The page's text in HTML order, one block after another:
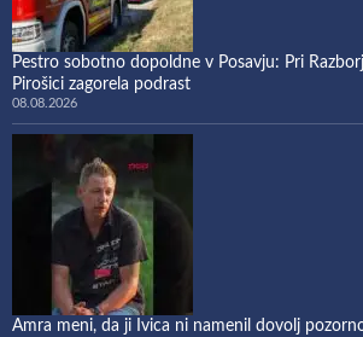
Pestro sobotno dopoldne v Posavju: Pri
Pirošici zagorela podrast
08.08.2026
Amra meni, da ji Ivica ni namenil dovolj